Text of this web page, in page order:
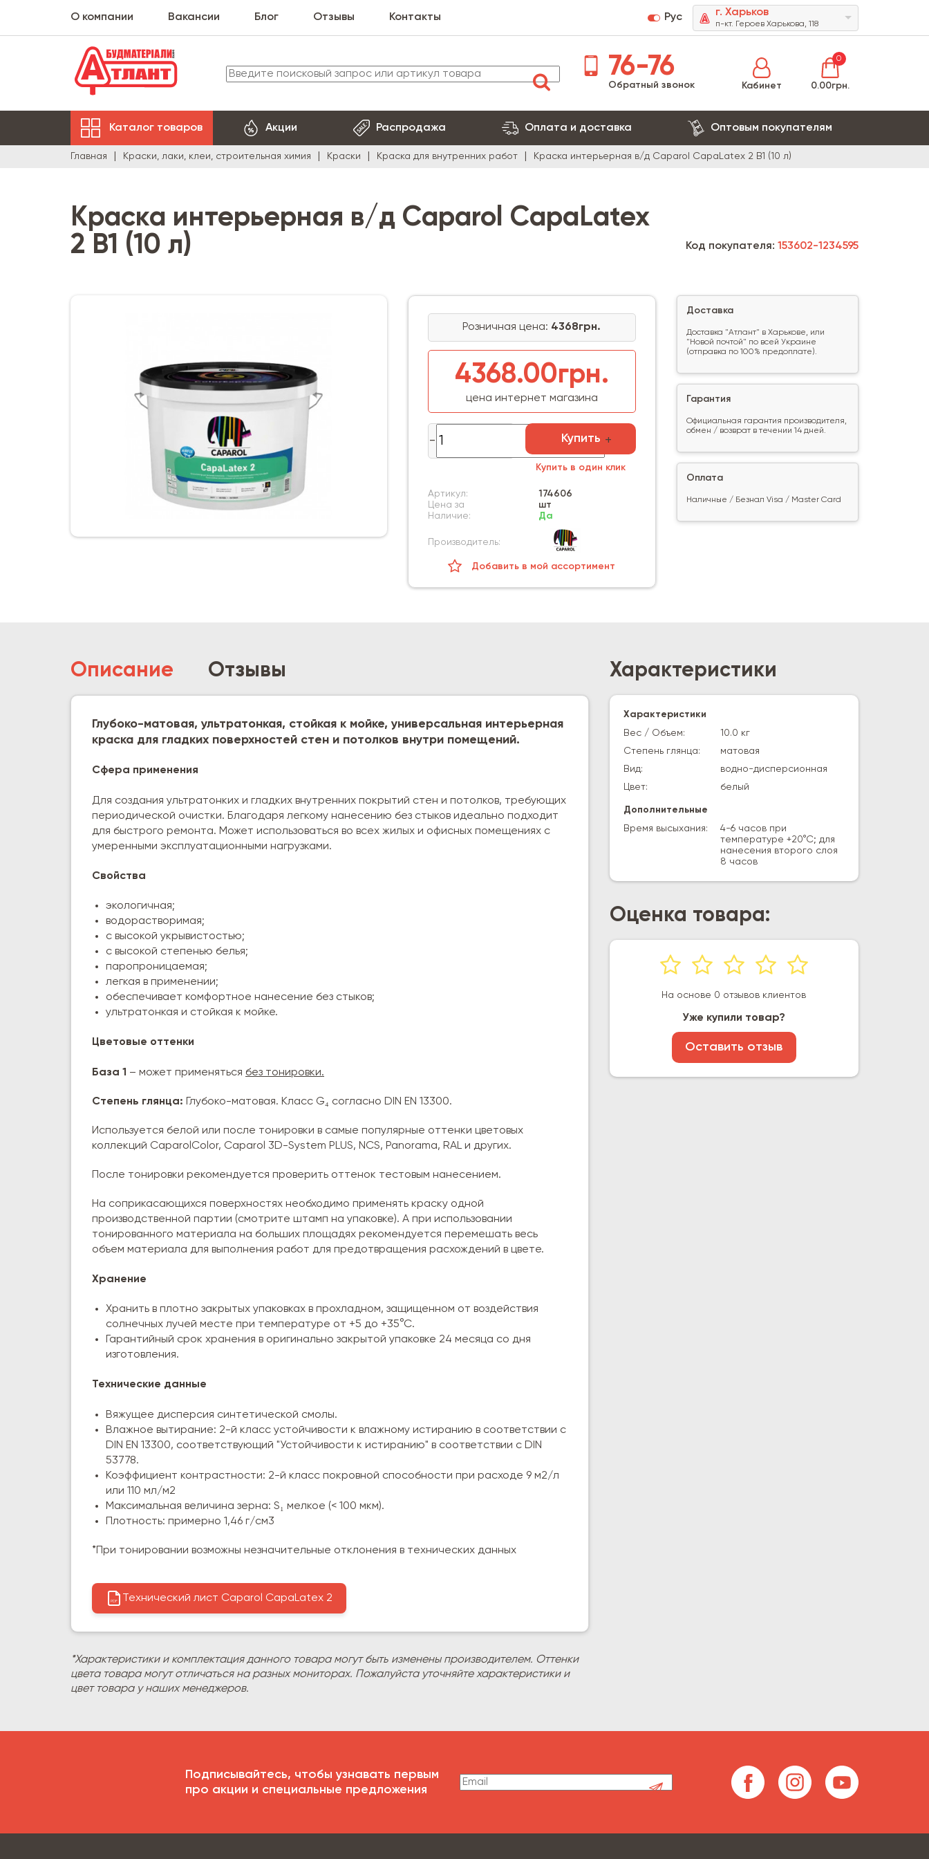
О компании Вакансии Блог Отзывы Контакты Рус г. Харьков
п-кт. Героев Харькова, 118
76-76
Обратный звонок Кабинет
0
0.00грн.
Каталог товаров Акции Распродажа Оплата и доставка Оптовым покупателям
Главная Краски, лаки, клеи, строительная химия Краски Краска для внутренних работ Краска интерьерная в/д Caparol CapaLatex 2 B1 (10 л)
Краска интерьерная в/д Caparol CapaLatex
2 B1 (10 л)
Розничная цена: 4368грн.
4368.00грн.
цена интернет магазина
Купить
Купить в один клик
Артикул:
174606
Цена за
шт
Наличие:
Да
Производитель:
Добавить в мой ассортимент
Код покупателя: 153602-1234595
Доставка
Доставка "Атлант" в Харькове, или
"Новой почтой" по всей Украине
(отправка по 100% предоплате).
Гарантия
Официальная гарантия производителя,
обмен / возврат в течении 14 дней.
Оплата
Наличные / Безнал Visa / Master Card
Описание Отзывы
Глубоко-матовая, ультратонкая, стойкая к мойке, универсальная интерьерная
краска для гладких поверхностей стен и потолков внутри помещений.
Сфера применения
Для создания ультратонких и гладких внутренних покрытий стен и потолков, требующих
периодической очистки. Благодаря легкому нанесению без стыков идеально подходит
для быстрого ремонта. Может использоваться во всех жилых и офисных помещениях с
умеренными эксплуатационными нагрузками.
Свойства
экологичная;
водорастворимая;
с высокой укрывистостью;
с высокой степенью белья;
паропроницаемая;
легкая в применении;
обеспечивает комфортное нанесение без стыков;
ультратонкая и стойкая к мойке.
Цветовые оттенки
База 1 – может применяться без тонировки.
Степень глянца: Глубоко-матовая. Класс G₄ согласно DIN EN 13300.
Используется белой или после тонировки в самые популярные оттенки цветовых
коллекций CaparolColor, Caparol 3D-System PLUS, NCS, Panorama, RAL и других.
После тонировки рекомендуется проверить оттенок тестовым нанесением.
На соприкасающихся поверхностях необходимо применять краску одной
производственной партии (смотрите штамп на упаковке). А при использовании
тонированного материала на больших площадях рекомендуется перемешать весь
объем материала для выполнения работ для предотвращения расхождений в цвете.
Хранение
Хранить в плотно закрытых упаковках в прохладном, защищенном от воздействия
солнечных лучей месте при температуре от +5 до +35°С.
Гарантийный срок хранения в оригинально закрытой упаковке 24 месяца со дня
изготовления.
Технические данные
Вяжущее дисперсия синтетической смолы.
Влажное вытирание: 2-й класс устойчивости к влажному истиранию в соответствии с
DIN EN 13300, соответствующий "Устойчивости к истиранию" в соответствии с DIN
53778.
Коэффициент контрастности: 2-й класс покровной способности при расходе 9 м2/л
или 110 мл/м2
Максимальная величина зерна: S₁ мелкое (< 100 мкм).
Плотность: примерно 1,46 г/см3
*При тонировании возможны незначительные отклонения в технических данных
PDF Технический лист Caparol CapaLatex 2
*Характеристики и комплектация данного товара могут быть изменены производителем. Оттенки
цвета товара могут отличаться на разных мониторах. Пожалуйста уточняйте характеристики и
цвет товара у наших менеджеров.
Характеристики
Характеристики
Вес / Объем:
10.0 кг
Степень глянца:
матовая
Вид:
водно-дисперсионная
Цвет:
белый
Дополнительные
Время высыхания:
4-6 часов при
температуре +20°С; для
нанесения второго слоя
8 часов
Оценка товара:
На основе 0 отзывов клиентов
Уже купили товар?
Оставить отзыв
Подписывайтесь, чтобы узнавать первым
про акции и специальные предложения